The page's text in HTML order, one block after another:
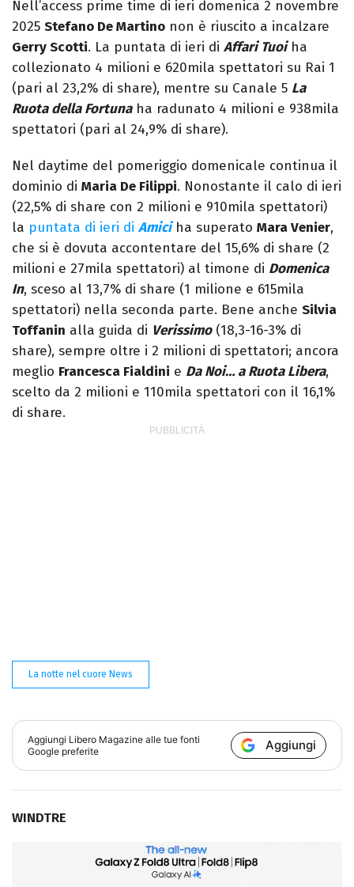
Nell’access prime time di ieri domenica 2 novembre
2025 Stefano De Martino non è riuscito a incalzare
Gerry Scotti. La puntata di ieri di Affari Tuoiha
collezionato 4 milioni e 620mila spettatori su Rai 1
(pari al 23,2% di share), mentre su Canale 5 La
Ruota della Fortunaha radunato 4 milioni e 938mila
spettatori (pari al 24,9% di share).
Nel daytime del pomeriggio domenicale continua il
dominio di Maria De Filippi. Nonostante il calo di ieri
(22,5% di share con 2 milioni e 910mila spettatori)
la puntata di ieri di Amiciha superato Mara Venier,
che si è dovuta accontentare del 15,6% di share (2
milioni e 27mila spettatori) al timone di Domenica
In, sceso al 13,7% di share (1 milione e 615mila
spettatori) nella seconda parte. Bene anche Silvia
Toffanin alla guida di Verissimo(18,3-16-3% di
share), sempre oltre i 2 milioni di spettatori; ancora
meglio Francesca Fialdini e Da Noi… a Ruota Libera,
scelto da 2 milioni e 110mila spettatori con il 16,1%
di share.
La notte nel cuore News
Aggiungi Libero Magazine alle tue fonti
Google preferite
Aggiungi
WINDTRE